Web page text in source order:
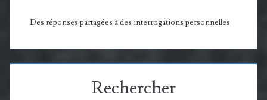
Des réponses partagées à des interrogations personnelles
Rechercher